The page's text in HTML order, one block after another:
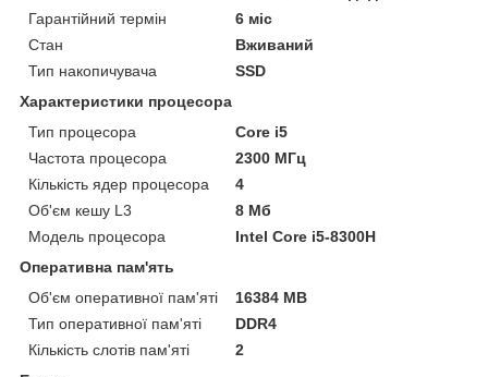
Гарантійний термін
6 міс
Стан
Вживаний
Тип накопичувача
SSD
Характеристики процесора
Тип процесора
Core i5
Частота процесора
2300 МГц
Кількість ядер процесора
4
Об'єм кешу L3
8 Мб
Модель процесора
Intel Core i5-8300H
Оперативна пам'ять
Об'єм оперативної пам'яті
16384 MB
Тип оперативної пам'яті
DDR4
Кількість слотів пам'яті
2